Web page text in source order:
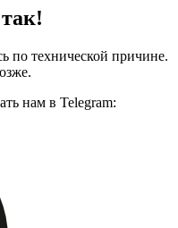
по технической причине.
нам в Telegram: